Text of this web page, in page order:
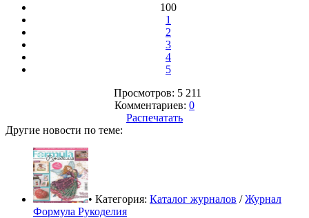
100
1
2
3
4
5
Просмотров: 5 211
Комментариев: 0
Распечатать
Другие новости по теме:
• Категория: Каталог журналов /Журнал
Формула Рукоделия